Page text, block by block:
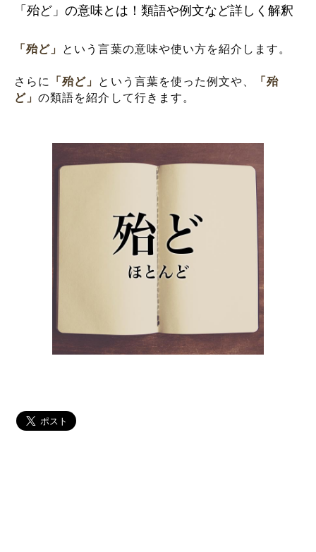
「殆ど」の意味とは！類語や例文など詳しく解釈
「殆ど」 という言葉の意味や使い方を紹介します。
さらに 「殆ど」 という言葉を使った例文や、
「殆
ど」の類語を紹介して行きます。